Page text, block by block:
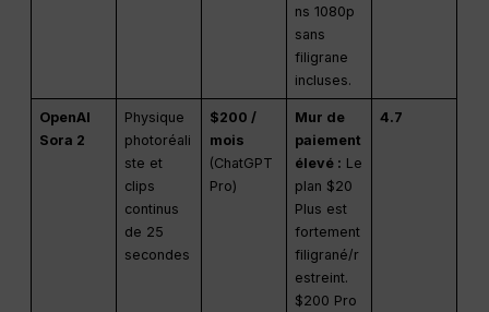
ns 1080p
sans
filigrane
incluses.
OpenAI
Sora 2
Physique
photoréali
ste et
clips
continus
de 25
secondes
$200 /
mois
(ChatGPT
Pro)
Mur de
paiement
élevé : Le
plan $20
Plus est
fortement
filigrané/r
estreint.
$200 Pro
4.7